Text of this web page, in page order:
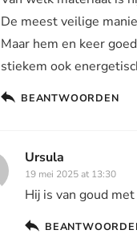
De meest veilige
Maar hem en keer
stiekem ook
BEANTWOORDEN
Ursula
19 mei 2025 at 13:30
Hij is van goud